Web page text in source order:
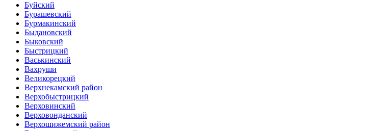
Буйский
Бурашевский
Бурмакинский
Быдановский
Быковский
Быстрицкий
Васькинский
Вахруши
Великорецкий
Верхнекамский район
Верхобыстрицкий
Верховинский
Верховонданский
Верхошижемский район